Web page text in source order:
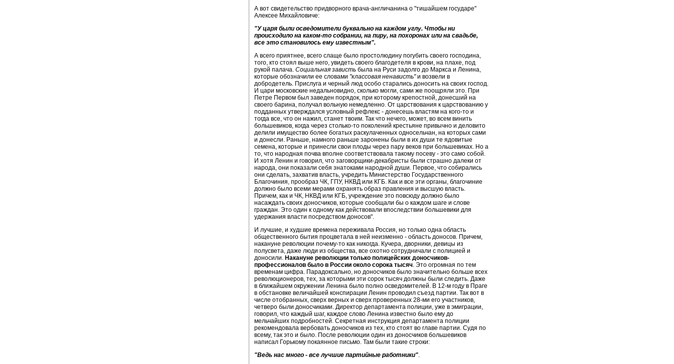
А вот свидетельство придворного врача-англичанина о "тишайшем государе"
Алексее Михайловиче:
"У царя были осведомители буквально на каждом углу. Чтобы ни
происходило на каком-то собрании, на пиру, на похоронах или на свадьбе,
все это становилось ему известным".
А всего приятнее, всего слаще было простолюдину погубить своего господина,
того, кто стоял выше него, увидеть своего благодетеля в крови, на плахе, под
рукой палача. Социальная зависть была на Руси задолго до Маркса и Ленина,
которые обозначили ее словами "классовая ненависть"и возвели в
добродетель. Прислуга и черный люд особо старались доносить на своих господ.
И цари московские недальновидно, сколько могли, сами же поощряли это. При
Петре Первом был заведен порядок, при которому крепостной, донесший на
своего барина, получал вольную немедленно. От царствования к царствованию у
подданных утверждался условный рефлекс - донесешь властям на кого-то и
тогда все, что он нажил, станет твоим. Так что нечего, может, во всем винить
большевиков, когда через столько-то поколений крестьяне привычно и деловито
делили имущество более богатых раскулаченных односельчан, на которых сами
и донесли. Раньше, намного раньше заронены были в их души те ядовитые
семена, которые и принесли свои плоды через пару веков при большевиках. Но а
то, что народная почва вполне соответствовала такому посеву - это само собой.
И хотя Ленин и говорил, что заговорщики-декабристы были страшно далеки от
народа, они показали себя знатоками народной души. Первое, что собирались
они сделать, захватив власть, учредить Министерство Государственного
Благочиния, прообраз ЧК, ГПУ, НКВД или КГБ. Как и все эти органы, благочиние
должно было всеми мерами охранять образ правления и высшую власть.
Причем, как и ЧК, НКВД или КГБ, учреждение это повсюду должно было
насаждать своих доносчиков, которые сообщали бы о каждом шаге и слове
граждан. Это один к одному как действовали впоследствии большевики для
удержания власти посредством доносов".
И лучшие, и худшие времена переживала Россия, но только одна область
общественного бытия процветала в ней неизменно - область доносов. Причем,
накануне революции почему-то как никогда. Кучера, дворники, девицы из
полусвета, даже люди из общества, все охотно сотрудничали с полицией и
доносили. Накануне революции только полицейских доносчиков-
профессионалов было в России около сорока тысяч. Это огромная по тем
временам цифра. Парадоксально, но доносчиков было значительно больше всех
революционеров, тех, за которыми эти сорок тысяч должны были следить. Даже
в ближайшем окружении Ленина было полно осведомителей. В 12-м году в Праге
в обстановке величайшей конспирации Ленин проводил съезд партии. Так вот в
числе отобранных, сверх верных и сверх проверенных 28-ми его участников,
четверо были доносчиками. Директор департамента полиции, уже в эмиграции,
говорил, что каждый шаг, каждое слово Ленина известно было ему до
мельчайших подробностей. Секретная инструкция департамента полиции
рекомендовала вербовать доносчиков из тех, кто стоят во главе партии. Судя по
всему, так это и было. После революции один из доносчиков большевиков
написал Горькому покаянное письмо. Там были такие строки:
"Ведь нас много - все лучшие партийные работники".